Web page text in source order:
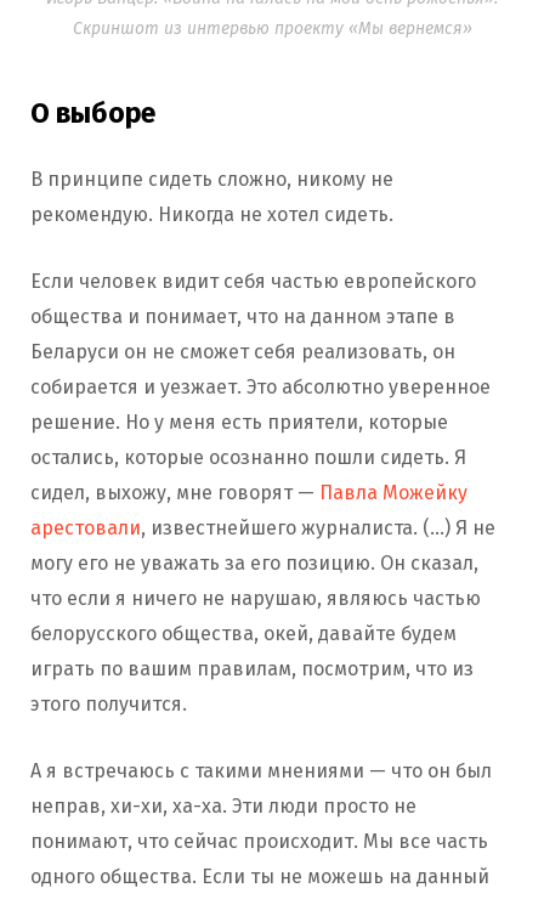
Скриншот из интервью проекту «Мы вернемся»
О выборе
В принципе сидеть сложно, никому не
рекомендую. Никогда не хотел сидеть.
Если человек видит себя частью европейского
общества и понимает, что на данном этапе в
Беларуси он не сможет себя реализовать, он
собирается и уезжает. Это абсолютно уверенное
решение. Но у меня есть приятели, которые
остались, которые осознанно пошли сидеть. Я
сидел, выхожу, мне говорят — Павла Можейку
арестовали, известнейшего журналиста. (…) Я не
могу его не уважать за его позицию. Он сказал,
что если я ничего не нарушаю, являюсь частью
белорусского общества, окей, давайте будем
играть по вашим правилам, посмотрим, что из
этого получится.
А я встречаюсь с такими мнениями — что он был
неправ, хи-хи, ха-ха. Эти люди просто не
понимают, что сейчас происходит. Мы все часть
одного общества. Если ты не можешь на данный